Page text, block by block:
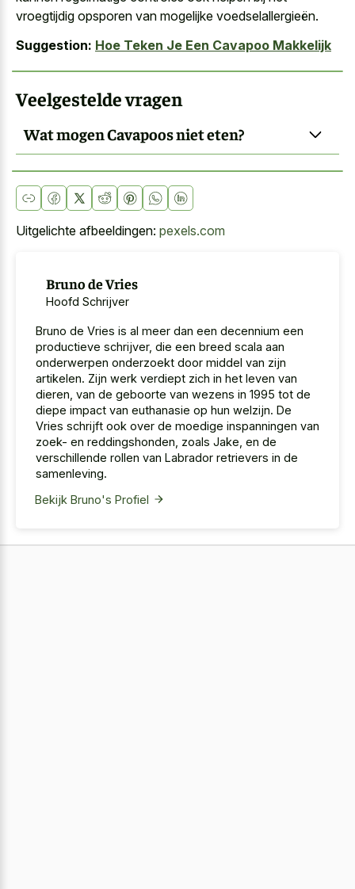
vroegtijdig opsporen van mogelijke voedselallergieën.
Suggestion: Hoe Teken Je Een Cavapoo Makkelijk
Veelgestelde vragen
Wat mogen Cavapoos niet eten?
Uitgelichte afbeeldingen: pexels.com
Bruno de Vries
Hoofd Schrijver
Bruno de Vries is al meer dan een decennium een
productieve schrijver, die een breed scala aan
onderwerpen onderzoekt door middel van zijn
artikelen. Zijn werk verdiept zich in het leven van
dieren, van de geboorte van wezens in 1995 tot de
diepe impact van euthanasie op hun welzijn. De
Vries schrijft ook over de moedige inspanningen van
zoek- en reddingshonden, zoals Jake, en de
verschillende rollen van Labrador retrievers in de
samenleving.
Bekijk Bruno's Profiel